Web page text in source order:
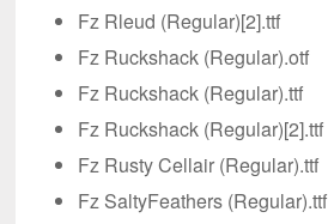
Fz Rleud (Regular)[2].ttf
Fz Ruckshack (Regular).otf
Fz Ruckshack (Regular).ttf
Fz Ruckshack (Regular)[2].ttf
Fz Rusty Cellair (Regular).ttf
Fz SaltyFeathers (Regular).ttf